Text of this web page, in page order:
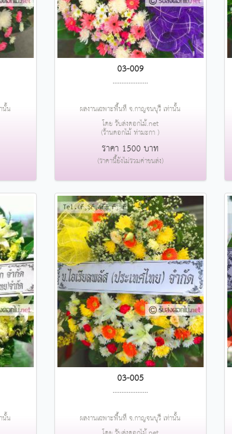
นั้น
03-009
....................
ผลงานเฉพาะพื้นที่ จ.กาญจนบุรี เท่านั้น
โดย รับส่งดอกไม้.net
(ร้านดอกไม้ ท่ามะกา )
ราคา 1500 บาท
(ราคานี้ยังไม่รวมค่าขนส่ง)
นั้น
03-005
....................
ผลงานเฉพาะพื้นที่ จ.กาญจนบุรี เท่านั้น